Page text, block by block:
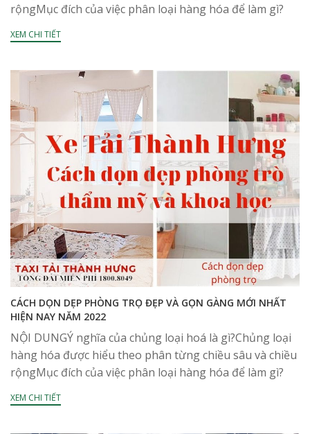
rộngMục đích của việc phân loại hàng hóa để làm gì?
Quy luật về...
XEM CHI TIẾT
CÁCH DỌN DẸP PHÒNG TRỌ ĐẸP VÀ GỌN GÀNG MỚI NHẤT
HIỆN NAY NĂM 2022
NỘI DUNGÝ nghĩa của chủng loại hoá là gì?Chủng loại
hàng hóa được hiểu theo phân từng chiều sâu và chiều
rộngMục đích của việc phân loại hàng hóa để làm gì?
Quy luật về...
XEM CHI TIẾT